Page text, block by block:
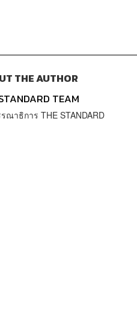
THE AUTHOR
TEAM
ณาธิการ THE STANDARD